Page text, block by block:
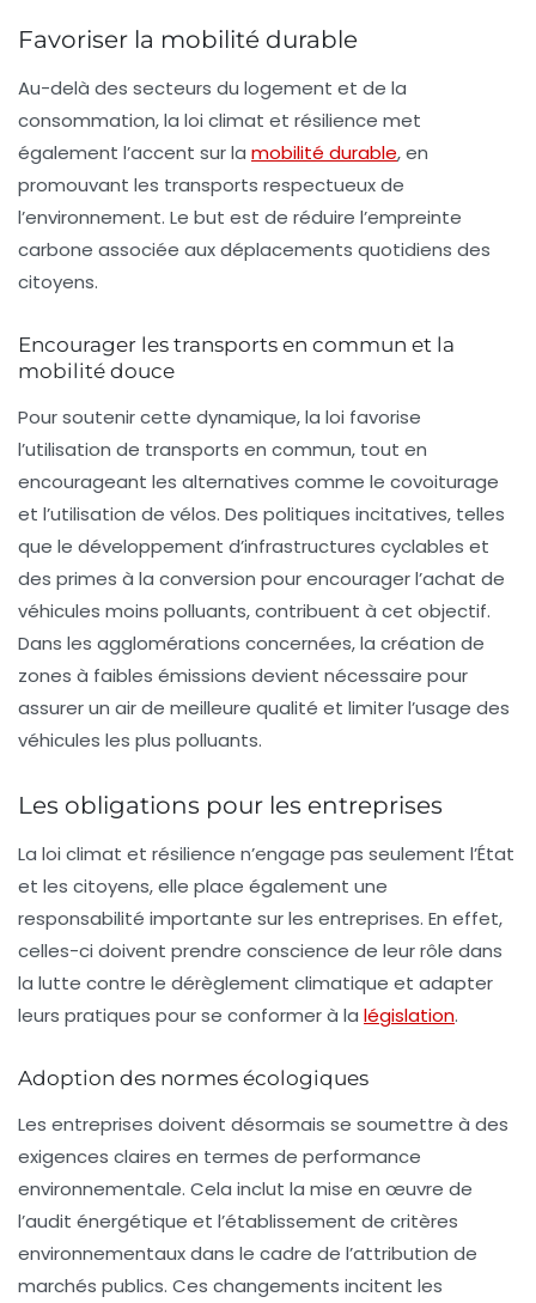
Favoriser la mobilité durable
Au-delà des secteurs du logement et de la
consommation, la loi climat et résilience met
également l’accent sur la mobilité durable, en
promouvant les transports respectueux de
l’environnement. Le but est de réduire l’empreinte
carbone associée aux déplacements quotidiens des
citoyens.
Encourager les transports en commun et la
mobilité douce
Pour soutenir cette dynamique, la loi favorise
l’utilisation de transports en commun, tout en
encourageant les alternatives comme le covoiturage
et l’utilisation de vélos. Des politiques incitatives, telles
que le développement d’infrastructures cyclables et
des primes à la conversion pour encourager l’achat de
véhicules moins polluants, contribuent à cet objectif.
Dans les agglomérations concernées, la création de
zones à faibles émissions devient nécessaire pour
assurer un air de meilleure qualité et limiter l’usage des
véhicules les plus polluants.
Les obligations pour les entreprises
La loi climat et résilience n’engage pas seulement l’État
et les citoyens, elle place également une
responsabilité importante sur les entreprises. En effet,
celles-ci doivent prendre conscience de leur rôle dans
la lutte contre le dérèglement climatique et adapter
leurs pratiques pour se conformer à la législation.
Adoption des normes écologiques
Les entreprises doivent désormais se soumettre à des
exigences claires en termes de performance
environnementale. Cela inclut la mise en œuvre de
l’audit énergétique et l’établissement de critères
environnementaux dans le cadre de l’attribution de
marchés publics. Ces changements incitent les